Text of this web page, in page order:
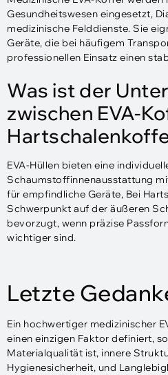
Gesundheitswesen eingesetzt,
medizinische Felddienste. Sie
Geräte, die bei häufigem
professionellen Einsatz einen
Was ist der
zwischen EVA-
EVA-Hüllen bieten eine
Schaumstoffinnenausstattung
für empfindliche Geräte, Bei
Schwerpunkt auf der äußeren
bevorzugt, wenn präzise
wichtiger sind.
Letzte
Ein hochwertiger medizinischer
einen einzigen Faktor definiert,
Materialqualität ist, innere
Hygienesicherheit, und